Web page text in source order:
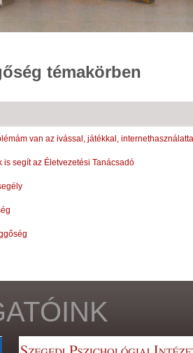
témakörben
van az ivással, játékkal,
segít az Életvezetési Tanácsadó